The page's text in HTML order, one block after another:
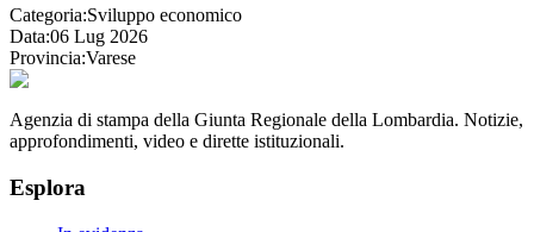
Categoria:Sviluppo economico
Data:06 Lug 2026
Provincia:Varese
Agenzia di stampa della Giunta Regionale della Lombardia. Notizie,
approfondimenti, video e dirette istituzionali.
Esplora